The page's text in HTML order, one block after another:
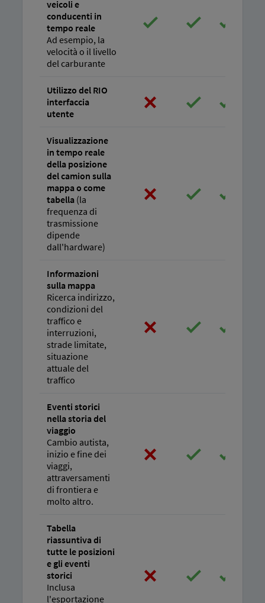
veicoli e
conducenti in
tempo reale
Ad esempio, la
velocità o il livello
del carburante
Utilizzo del RIO
interfaccia
utente
Visualizzazione
in tempo reale
della posizione
del camion sulla
mappa o come
tabella(la
frequenza di
trasmissione
dipende
dall'hardware)
Informazioni
sulla mappa
Ricerca indirizzo,
condizioni del
traffico e
interruzioni,
strade limitate,
situazione
attuale del
traffico
Eventi storici
nella storia del
viaggio
Cambio autista,
inizio e fine dei
viaggi,
attraversamenti
di frontiera e
molto altro.
Tabella
riassuntiva di
tutte le posizioni
e gli eventi
storici
Inclusa
l'esportazione